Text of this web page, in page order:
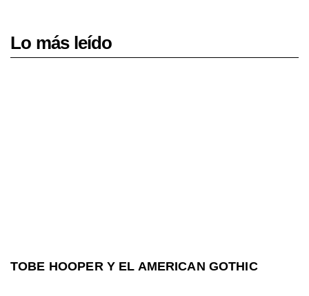
Lo más leído
TOBE HOOPER Y EL AMERICAN GOTHIC